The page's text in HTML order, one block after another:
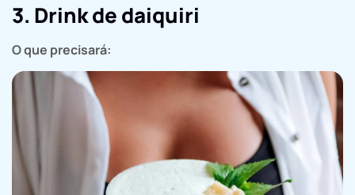
3. Drink de daiquiri
O que precisará: